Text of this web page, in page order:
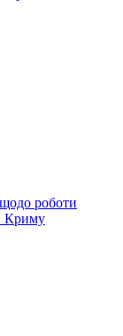
роботи
Криму